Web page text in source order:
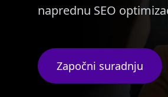
naprednu SEO
Započni suradnju